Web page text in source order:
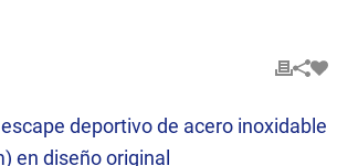
deportivo de acero inoxidable
en diseño original